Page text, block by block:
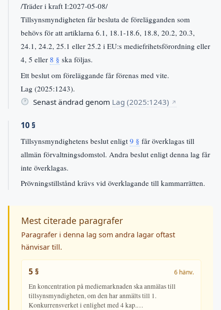
/Träder i kraft I:2027-05-08/
Tillsynsmyndigheten får besluta de förelägganden som
behövs för att artiklarna 6.1, 18.1-18.6, 18.8, 20.2, 20.3,
24.1, 24.2, 25.1 eller 25.2 i EU:s mediefrihetsförordning eller
4, 5 eller 8 § ska följas.
Ett beslut om föreläggande får förenas med vite.
Lag (2025:1243).
Senast ändrad genom Lag (2025:1243) ↗
10 §
Tillsynsmyndighetens beslut enligt 9 § får överklagas till
allmän förvaltningsdomstol. Andra beslut enligt denna lag får
inte överklagas.
Prövningstillstånd krävs vid överklagande till kammarrätten.
Mest citerade paragrafer
Paragrafer i denna lag som andra lagar oftast
hänvisar till.
5 § 6 hänv.
En koncentration på mediemarknaden ska anmälas till
tillsynsmyndigheten, om den har anmälts till 1.
Konkurrensverket i enlighet med 4 kap.…